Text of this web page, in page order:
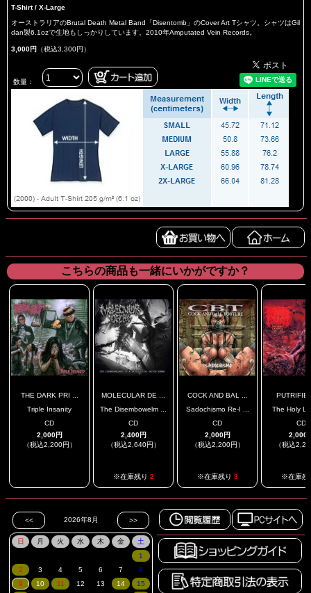
T-Shirt / X-Large
オーストラリアのBrutal Death Metal Band「Disentomb」のCover Art Tシャツ。シャツはGil
dan製6.1ozで生地もしっかりしています。2010年Amputated Vein Records。
3,000円 （税込3,300円）
数量：
こちらの商品も一緒にいかがですか？
THE DARK PRI ...
Triple Insanity
CD
2,000円
（税込2,200円）
MOLECULAR DE ...
The Disembowelm ...
CD
2,400円
（税込2,640円）
※在庫残り 2
COCK AND BAL ...
Sadochismo Re-I ...
CD
2,000円
（税込2,200円）
※在庫残り 3
The Holy
CD
2,000
（税込
※在庫残